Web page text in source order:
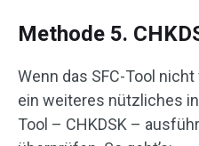
Methode 5.
Wenn das SFC-Tool
ein weiteres nützliches
Tool – CHKDSK –